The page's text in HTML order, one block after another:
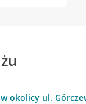
w okolicy ul.